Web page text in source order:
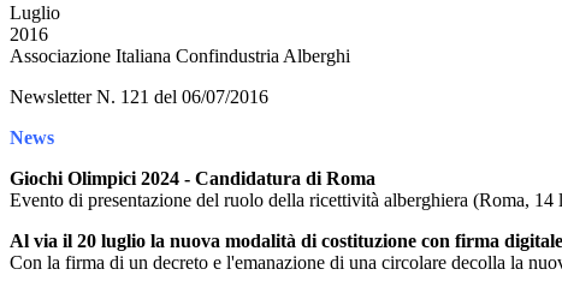
Luglio
2016
Associazione Italiana Confindustria Alberghi
Newsletter N. 121 del 06/07/2016
News
Giochi Olimpici 2024 - Candidatura di Roma
Evento di presentazione del ruolo della ricettività alberghiera (Roma,
Al via il 20 luglio la nuova modalità di costituzione con firma
Con la firma di un decreto e l'emanazione di una circolare decolla la